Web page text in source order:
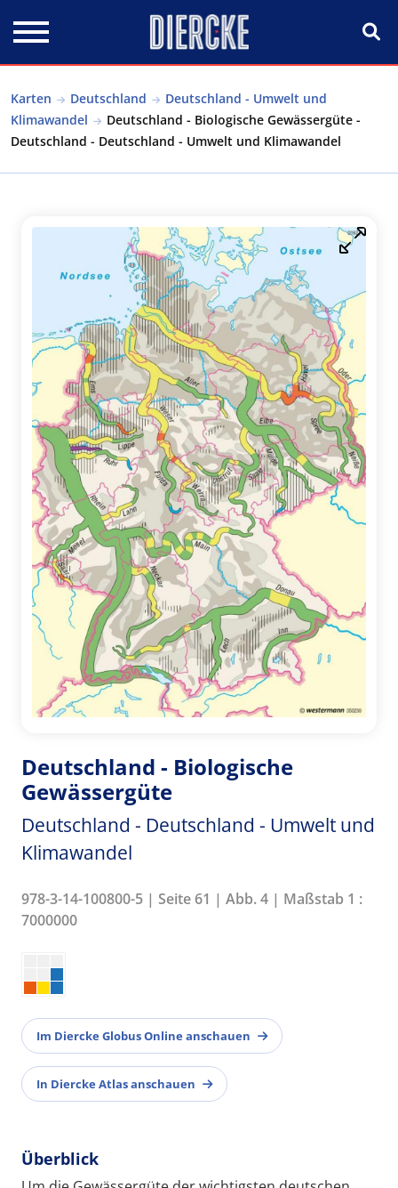
Karten Deutschland
Deutschland - Umwelt und
Klimawandel
Deutschland - Biologische Gewässergüte -
Deutschland - Deutschland - Umwelt und Klimawandel
Deutschland - Biologische
Gewässergüte
Deutschland - Deutschland - Umwelt und
Klimawandel
978-3-14-100800-5 | Seite 61 | Abb. 4 | Maßstab 1 :
7000000
Im Diercke Globus Online anschauen
In Diercke Atlas anschauen
Überblick